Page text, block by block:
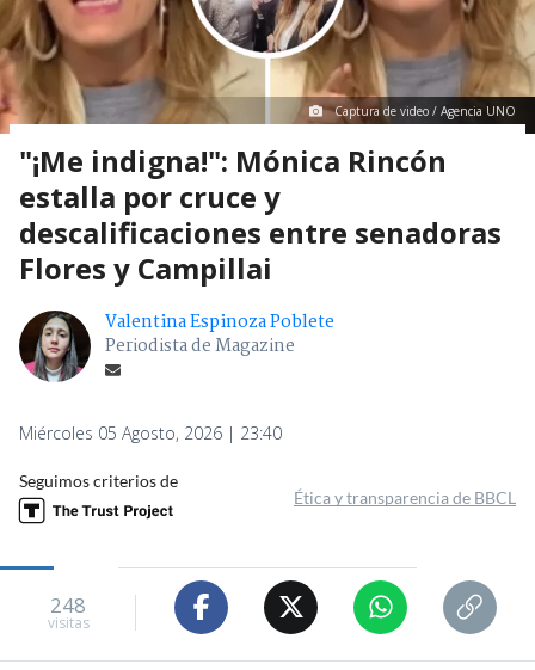
Captura de video / Agencia UNO
"¡Me indigna!": Mónica Rincón
estalla por cruce y
descalificaciones entre senadoras
Flores y Campillai
Valentina Espinoza Poblete
Periodista de Magazine
Miércoles 05 Agosto, 2026 | 23:40
Seguimos criterios de
Ética y transparencia de BBCL
248
visitas